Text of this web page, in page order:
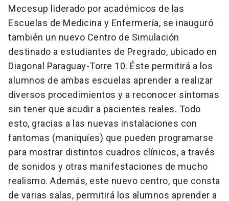
Mecesup liderado por académicos de las
Escuelas de Medicina y Enfermería, se inauguró
también un nuevo Centro de Simulación
destinado a estudiantes de Pregrado, ubicado en
Diagonal Paraguay-Torre 10. Éste permitirá a los
alumnos de ambas escuelas aprender a realizar
diversos procedimientos y a reconocer síntomas
sin tener que acudir a pacientes reales. Todo
esto, gracias a las nuevas instalaciones con
fantomas (maniquíes) que pueden programarse
para mostrar distintos cuadros clínicos, a través
de sonidos y otras manifestaciones de mucho
realismo. Además, este nuevo centro, que consta
de varias salas, permitirá los alumnos aprender a